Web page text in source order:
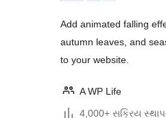
Add animated falling
autumn leaves, and
to your website.
A WP Life
4,000+ સક્રિય